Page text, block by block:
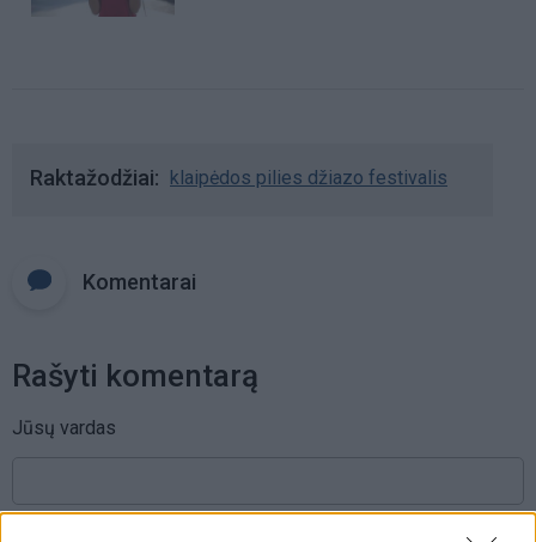
Raktažodžiai klaipėdos pilies džiazo festivalis
Komentarai
Rašyti komentarą
Jūsų vardas